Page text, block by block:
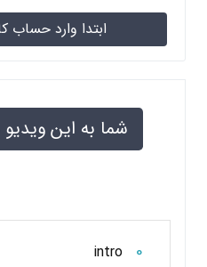
ابتدا وارد حساب
شما به این
0
intro